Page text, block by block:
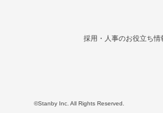
採用・人事のお役立ち情
©Stanby Inc. All Rights Reserved.